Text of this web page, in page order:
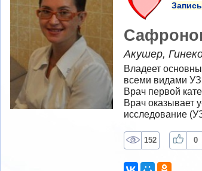
Акушер,
Владеет
всеми видами
Врач первой
Врач оказывает
исследование
152 0